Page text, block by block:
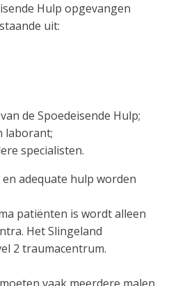
Hulp opgevangen
uit:
de Spoedeisende Hulp;
laborant;
specialisten.
adequate hulp worden
patiënten is wordt alleen
Het Slingeland
2 traumacentrum.